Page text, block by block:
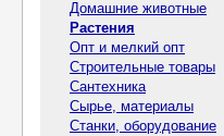
Домашние животные
Растения
Опт и мелкий опт
Строительные товары
Сантехника
Сырье, материалы
Станки, оборудование